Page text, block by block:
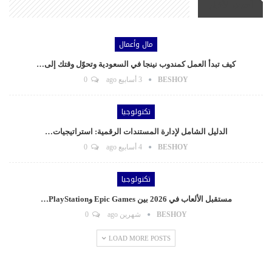
مال وأعمال
كيف تبدأ العمل كمندوب نينجا في السعودية وتحوّل وقتك إلى…
BESHOY 3 أسابيع ago
تكنولوجيا
الدليل الشامل لإدارة المستندات الرقمية: استراتيجيات…
BESHOY 4 أسابيع ago
تكنولوجيا
مستقبل الألعاب في 2026 بين Epic Games وPlayStation…
BESHOY شهرين ago
LOAD MORE POSTS